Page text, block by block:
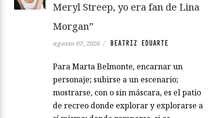
Meryl Streep, yo era fan de Lina
Morgan”
agosto 07, 2026 / BEATRIZ EDUARTE
Para Marta Belmonte, encarnar un
personaje; subirse a un escenario;
mostrarse, con o sin máscara, es el patio
de recreo donde explorar y explorarse a